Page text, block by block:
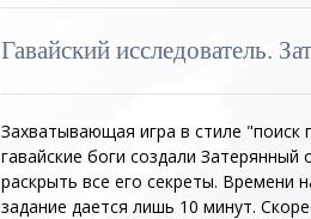
Гавайский исследователь.
Захватывающая игра в стиле
гавайские боги создали
раскрыть все его секреты. Времени
задание дается лишь 10 минут.